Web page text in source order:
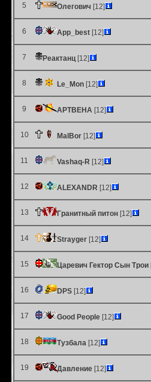
5 Олегович [12]
6 App_best [12]
7 Реактанц[12]
8 Le_Mon [12]
9 АРТВЕНА [12]
10 MalBor [12]
11 Vashaq-R [12]
12 ALEXANDR [12]
13 Гранитный питон [12]
14 Strayger [12]
15 Царевич Гектор Сын Трои
16 DPS [12]
17 Good People [12]
18 Тузбала [12]
19 Давление [12]